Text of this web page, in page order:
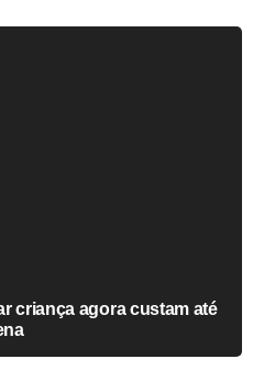
criança agora custam até